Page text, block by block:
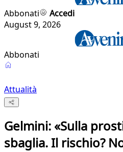
Abbonati
Accedi
August 9, 2026
Abbonati
Attualità
Gelmini: «Sulla
sbaglia. Il rischio?